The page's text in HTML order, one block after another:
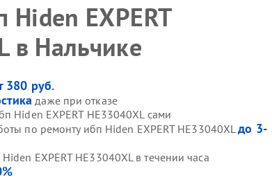
Hiden EXPERT
в Нальчике
380 руб.
даже при отказе
Hiden EXPERT HE33040XL сами
по ремонту ибп Hiden EXPERT HE33040XLдо 3-
EXPERT HE33040XL в течении часа